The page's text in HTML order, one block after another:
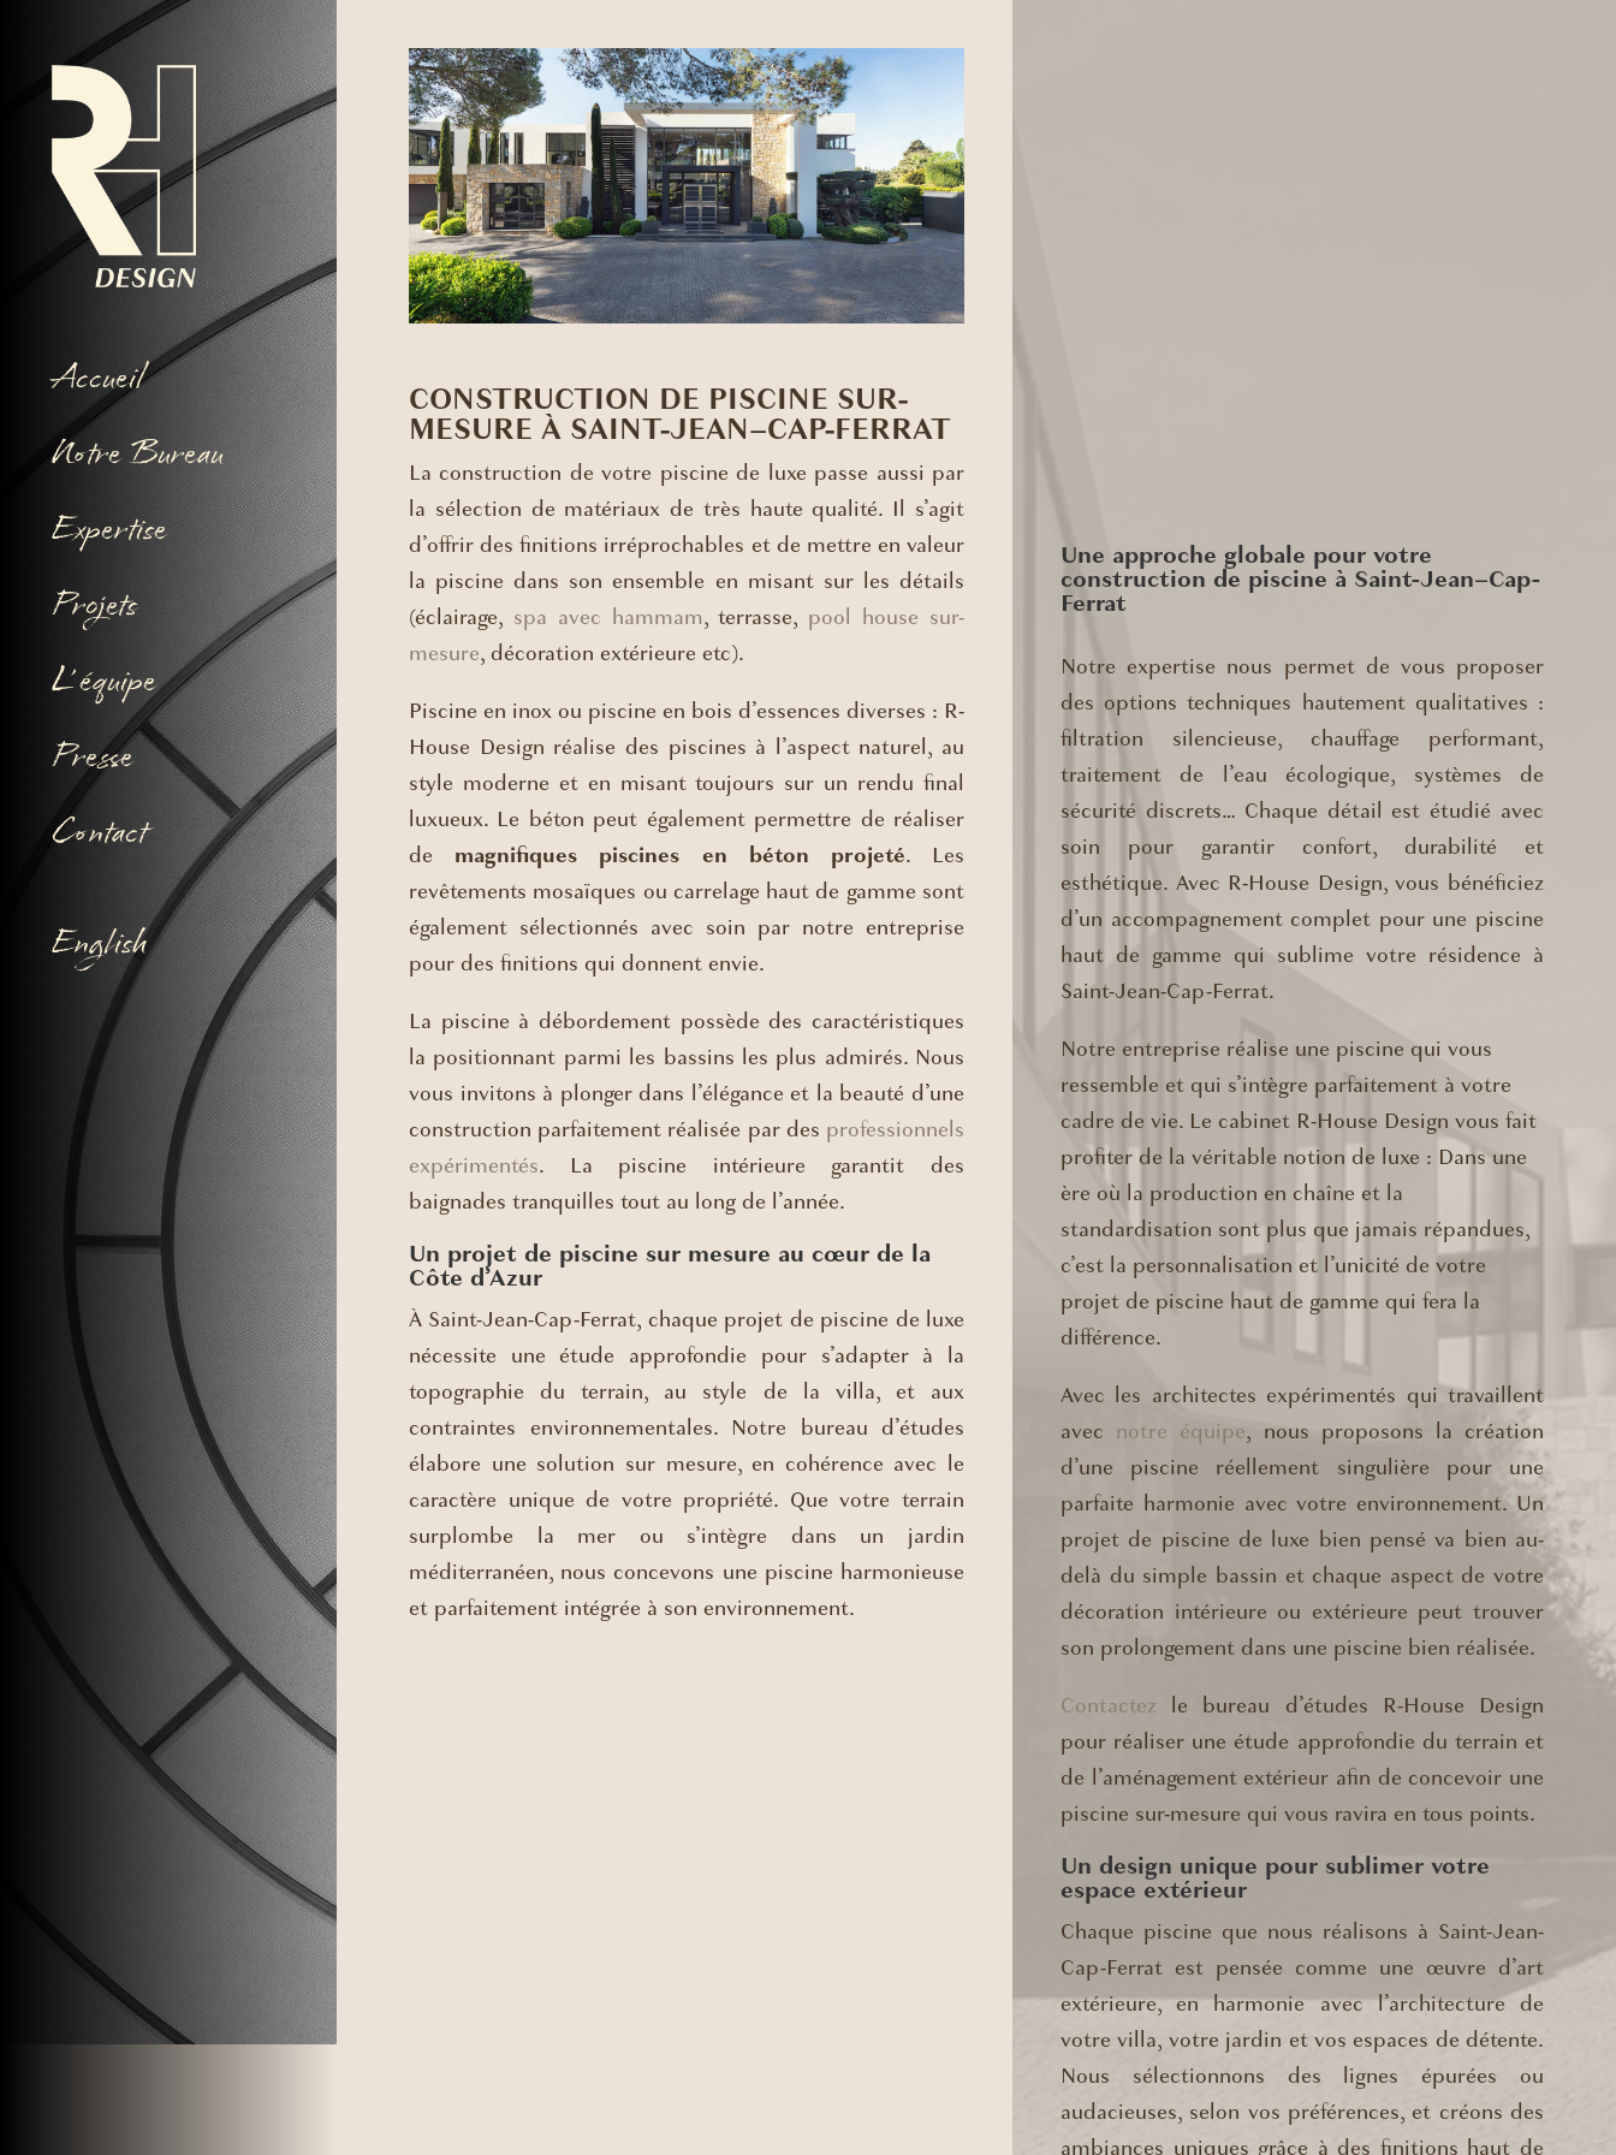
Accueil
Notre Bureau
Expertise
Projets
L’ équipe
Presse
Contact
English
CONSTRUCTION DE PISCINE SUR-
MESURE À SAINT-JEAN–CAP-FERRAT
La construction de votre piscine de luxe passe aussi par
la sélection de matériaux de très haute qualité. Il s’agit
d’offrir des finitions irréprochables et de mettre en valeur
la piscine dans son ensemble en misant sur les détails
(éclairage, spa avec hammam, terrasse, pool house sur-
mesure, décoration extérieure etc).
Piscine en inox ou piscine en bois d’essences diverses : R-
House Design réalise des piscines à l’aspect naturel, au
style moderne et en misant toujours sur un rendu final
luxueux. Le béton peut également permettre de réaliser
de magnifiques piscines en béton projeté. Les
revêtements mosaïques ou carrelage haut de gamme sont
également sélectionnés avec soin par notre entreprise
pour des finitions qui donnent envie.
La piscine à débordement possède des caractéristiques
la positionnant parmi les bassins les plus admirés. Nous
vous invitons à plonger dans l’élégance et la beauté d’une
construction parfaitement réalisée par des professionnels
expérimentés. La piscine intérieure garantit des
baignades tranquilles tout au long de l’année.
Un projet de piscine sur mesure au cœur de la
Côte d’Azur
À Saint-Jean-Cap-Ferrat, chaque projet de piscine de luxe
nécessite une étude approfondie pour s’adapter à la
topographie du terrain, au style de la villa, et aux
contraintes environnementales. Notre bureau d’études
élabore une solution sur mesure, en cohérence avec le
caractère unique de votre propriété. Que votre terrain
surplombe la mer ou s’intègre dans un jardin
méditerranéen, nous concevons une piscine harmonieuse
et parfaitement intégrée à son environnement.
Une approche globale pour votre
construction de piscine à Saint-Jean–Cap-
Ferrat
Notre expertise nous permet de vous proposer
des options techniques hautement qualitatives :
filtration silencieuse, chauffage performant,
traitement de l’eau écologique, systèmes de
sécurité discrets… Chaque détail est étudié avec
soin pour garantir confort, durabilité et
esthétique. Avec R-House Design, vous bénéficiez
d’un accompagnement complet pour une piscine
haut de gamme qui sublime votre résidence à
Saint-Jean-Cap-Ferrat.
Notre entreprise réalise une piscine qui vous
ressemble et qui s’intègre parfaitement à votre
cadre de vie. Le cabinet R-House Design vous fait
profiter de la véritable notion de luxe : Dans une
ère où la production en chaîne et la
standardisation sont plus que jamais répandues,
c’est la personnalisation et l’unicité de votre
projet de piscine haut de gamme qui fera la
différence.
Avec les architectes expérimentés qui travaillent
avec notre équipe, nous proposons la création
d’une piscine réellement singulière pour une
parfaite harmonie avec votre environnement. Un
projet de piscine de luxe bien pensé va bien au-
delà du simple bassin et chaque aspect de votre
décoration intérieure ou extérieure peut trouver
son prolongement dans une piscine bien réalisée.
Contactez le bureau d’études R-House Design
pour réaliser une étude approfondie du terrain et
de l’aménagement extérieur afin de concevoir une
piscine sur-mesure qui vous ravira en tous points.
Un design unique pour sublimer votre
espace extérieur
Chaque piscine que nous réalisons à Saint-Jean-
Cap-Ferrat est pensée comme une œuvre d’art
extérieure, en harmonie avec l’architecture de
votre villa, votre jardin et vos espaces de détente.
Nous sélectionnons des lignes épurées ou
audacieuses, selon vos préférences, et créons des
ambiances uniques grâce à des finitions haut de